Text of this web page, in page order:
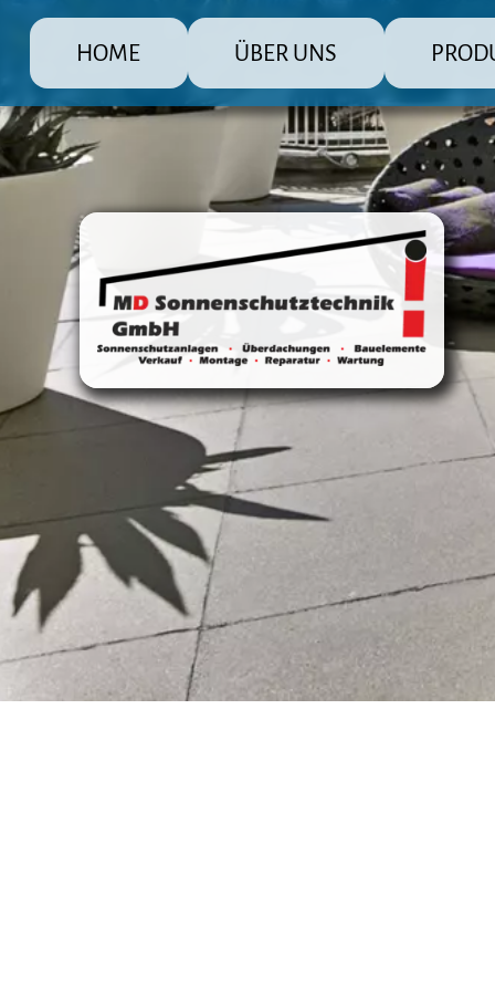
HOME ÜBER UNS
MD Sonnenschutz Rolladenbau
Die große
Raffstore
Markisen